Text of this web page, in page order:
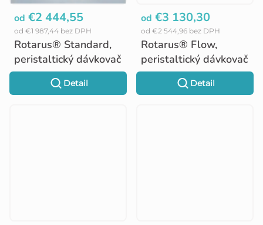
Rotarus® Standard,
peristaltický dávkovač
od €1 987,44 bez DPH
od €2 444,55
Detail
Rotarus® Flow,
peristaltický dávkovač
od €2 544,96 bez DPH
od €3 130,30
Detail